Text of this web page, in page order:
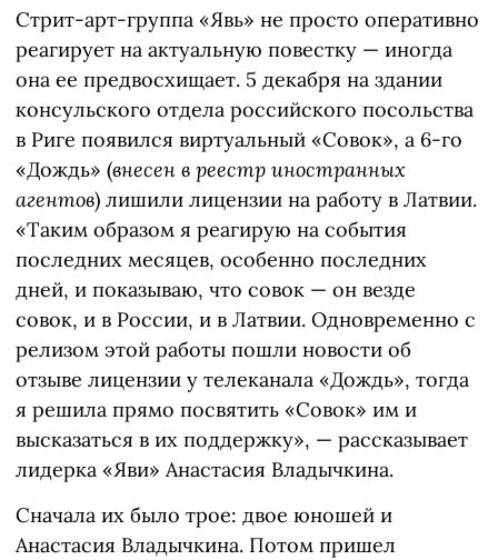
Стрит-арт-группа «Явь» не просто оперативно
реагирует на актуальную повестку — иногда
она ее предвосхищает. 5 декабря на здании
консульского отдела российского посольства
в Риге появился виртуальный «Совок», а 6-го
«Дождь» (внесен в реестр иностранных
агентов) лишили лицензии на работу в Латвии.
«Таким образом я реагирую на события
последних месяцев, особенно последних
дней, и показываю, что совок — он везде
совок, и в России, и в Латвии. Одновременно с
релизом этой работы пошли новости об
отзыве лицензии у телеканала «Дождь», тогда
я решила прямо посвятить «Совок» им и
высказаться в их поддержку», — рассказывает
лидерка «Яви» Анастасия Владычкина.
Сначала их было трое: двое юношей и
Анастасия Владычкина. Потом пришел